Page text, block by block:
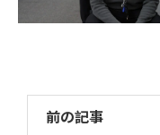
前の記事